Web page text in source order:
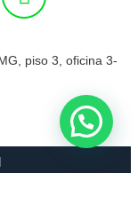
piso 3, oficina 3-